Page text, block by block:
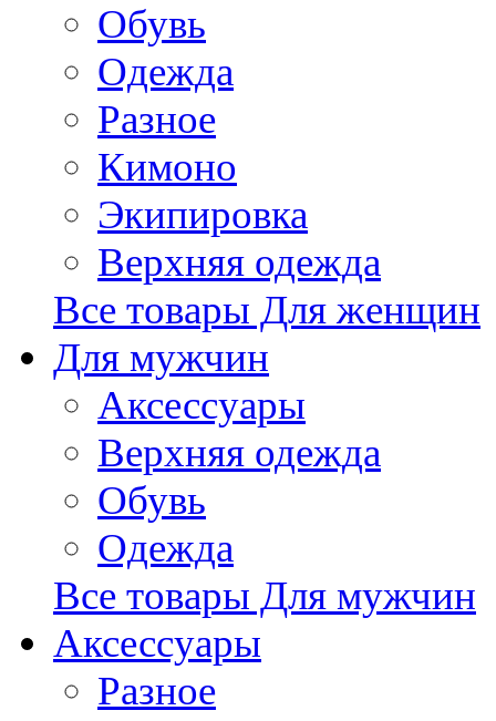
Обувь
Одежда
Разное
Кимоно
Экипировка
Верхняя одежда
Все товары Для женщин
Для мужчин
Аксессуары
Верхняя одежда
Обувь
Одежда
Все товары Для мужчин
Аксессуары
Разное